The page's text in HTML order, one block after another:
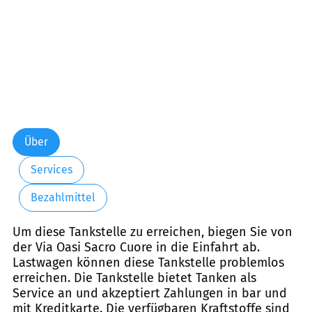
Über
Services
Bezahlmittel
Um diese Tankstelle zu erreichen, biegen Sie von
der Via Oasi Sacro Cuore in die Einfahrt ab.
Lastwagen können diese Tankstelle problemlos
erreichen. Die Tankstelle bietet Tanken als
Service an und akzeptiert Zahlungen in bar und
mit Kreditkarte. Die verfügbaren Kraftstoffe sind